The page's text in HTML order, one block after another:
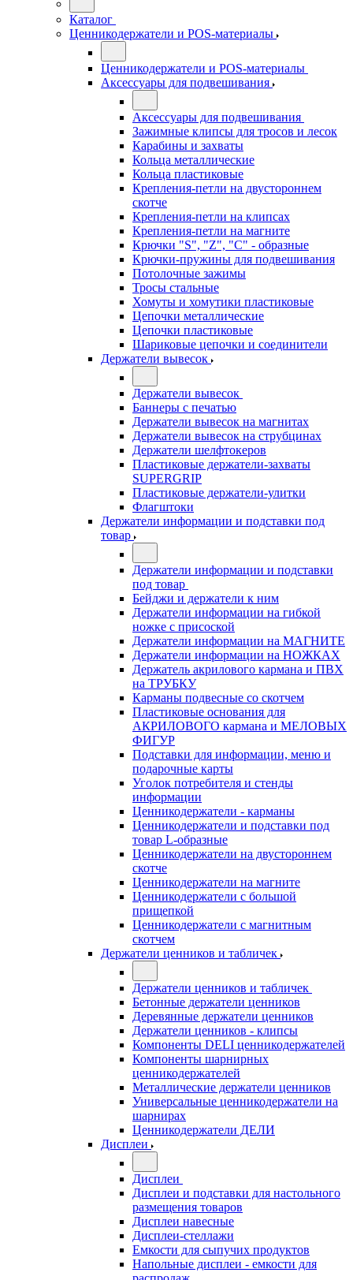
Каталог
Ценникодержатели и POS-материалы
Ценникодержатели и POS-материалы
Аксессуары для подвешивания
Аксессуары для подвешивания
Зажимные клипсы для тросов и лесок
Карабины и захваты
Кольца металлические
Кольца пластиковые
Крепления-петли на двустороннем
скотче
Крепления-петли на клипсах
Крепления-петли на магните
Крючки "S", "Z", "C" - образные
Крючки-пружины для подвешивания
Потолочные зажимы
Тросы стальные
Хомуты и хомутики пластиковые
Цепочки металлические
Цепочки пластиковые
Шариковые цепочки и соединители
Держатели вывесок
Держатели вывесок
Баннеры с печатью
Держатели вывесок на магнитах
Держатели вывесок на струбцинах
Держатели шелфтокеров
Пластиковые держатели-захваты
SUPERGRIP
Пластиковые держатели-улитки
Флагштоки
Держатели информации и подставки под
товар
Держатели информации и подставки
под товар
Бейджи и держатели к ним
Держатели информации на гибкой
ножке с присоской
Держатели информации на МАГНИТЕ
Держатели информации на НОЖКАХ
Держатель акрилового кармана и ПВХ
на ТРУБКУ
Карманы подвесные со скотчем
Пластиковые основания для
АКРИЛОВОГО кармана и МЕЛОВЫХ
ФИГУР
Подставки для информации, меню и
подарочные карты
Уголок потребителя и стенды
информации
Ценникодержатели - карманы
Ценникодержатели и подставки под
товар L-образные
Ценникодержатели на двустороннем
скотче
Ценникодержатели на магните
Ценникодержатели с большой
прищепкой
Ценникодержатели с магнитным
скотчем
Держатели ценников и табличек
Держатели ценников и табличек
Бетонные держатели ценников
Деревянные держатели ценников
Держатели ценников - клипсы
Компоненты DELI ценникодержателей
Компоненты шарнирных
ценникодержателей
Металлические держатели ценников
Универсальные ценникодержатели на
шарнирах
Ценникодержатели ДЕЛИ
Дисплеи
Дисплеи
Дисплеи и подставки для настольного
размещения товаров
Дисплеи навесные
Дисплеи-стеллажи
Емкости для сыпучих продуктов
Напольные дисплеи - емкости для